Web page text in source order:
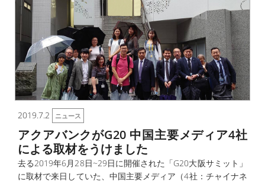
2019.7.2 ニュース
アクアバンクがG20 中国主要メディア4社
による取材をうけました
去る2019年6月28日~29日に開催された「G20大阪サミット」
に取材で来日していた、中国主要メディア（4社：チャイナネ